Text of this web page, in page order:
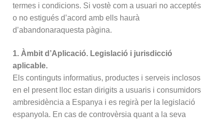
termes i condicions. Si vostè com a usuari no acceptés
o no estigués d’acord amb ells haurà
d’abandonaraquesta pàgina.
1. Àmbit d’Aplicació. Legislació i jurisdicció
aplicable.
Els continguts informatius, productes i serveis inclosos
en el present lloc estan dirigits a usuaris i consumidors
ambresidència a Espanya i es regirà per la legislació
espanyola. En cas de controvèrsia quant a la seva